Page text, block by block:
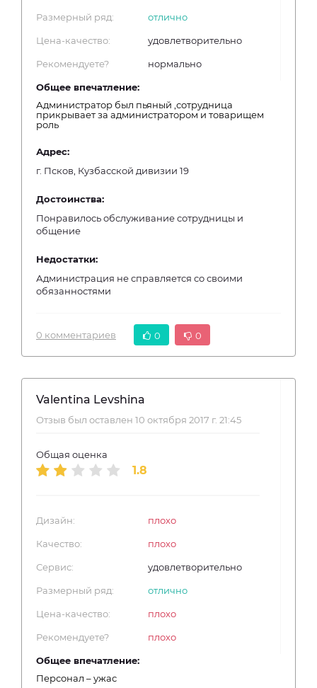
Размерный ряд: отлично
Цена-качество: удовлетворительно
Рекомендуете? нормально
Общее впечатление:
Администратор был пьяный ,сотрудница
прикрывает за администратором и товарищем
роль
Адрес:
г. Псков, Кузбасской дивизии 19
Достоинства:
Понравилось обслуживание сотрудницы и
общение
Недостатки:
Администрация не справляется со своими
обязанностями
0 комментариев 0 0
Valentina Levshina
Отзыв был оставлен 10 октября 2017 г. 21:45
Общая оценка
1.8
Дизайн: плохо
Качество: плохо
Сервис: удовлетворительно
Размерный ряд: отлично
Цена-качество: плохо
Рекомендуете? плохо
Общее впечатление:
Персонал – ужас